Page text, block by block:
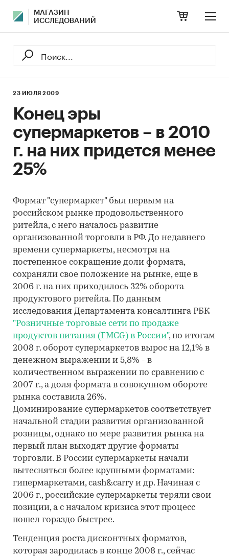
МАГАЗИН
ИССЛЕДОВАНИЙ
23 ИЮЛЯ 2009
Конец эры
супермаркетов – в 2010
г. на них придется менее
25%
Формат "супермаркет" был первым на
российском рынке продовольственного
ритейла, с него началось развитие
организованной торговли в РФ. До недавнего
времени супермаркеты, несмотря на
постепенное сокращение доли формата,
сохраняли свое положение на рынке, еще в
2006 г. на них приходилось 32% оборота
продуктового ритейла. По данным
исследования Департамента консалтинга РБК
"Розничные торговые сети по продаже
продуктов питания (FMCG) в России", по итогам
2008 г. оборот супермаркетов вырос на 12,1% в
денежном выражении и 5,8% - в
количественном выражении по сравнению с
2007 г., а доля формата в совокупном обороте
рынка составила 26%.
Доминирование супермаркетов соответствует
начальной стадии развития организованной
розницы, однако по мере развития рынка на
первый план выходят другие форматы
торговли. В России супермаркеты начали
вытесняться более крупными форматами:
гипермаркетами, cash&carry и др. Начиная с
2006 г., российские супермаркеты теряли свои
позиции, а с началом кризиса этот процесс
пошел гораздо быстрее.
Тенденция роста дисконтных форматов,
которая зародилась в конце 2008 г., сейчас